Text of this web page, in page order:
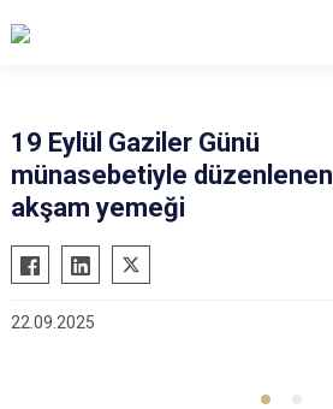
19 Eylül Gaziler Günü
münasebetiyle düzenlenen
akşam yemeği
22.09.2025